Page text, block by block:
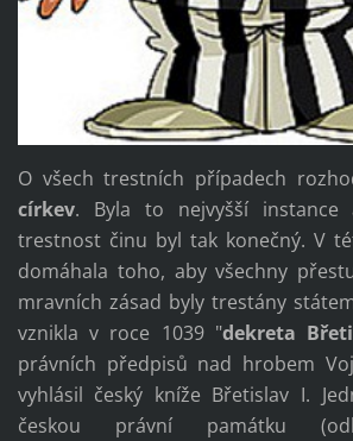
O všech trestních případech
církev. Byla to nejvyšší
trestnost činu byl tak konečný. V
domáhala toho, aby všechny
mravních zásad byly trestány
vznikla v roce 1039 "dekreta
právních předpisů nad hrobem
vyhlásil český kníže Břetislav I.
českou právní památku